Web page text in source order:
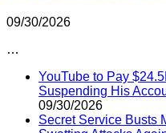
09/30/2026
…
YouTube to Pay
Suspending His
09/30/2026
Secret Service Busts